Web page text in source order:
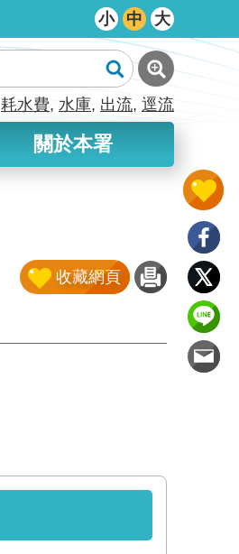
小 中 大
耗水費 水庫 出流 逕流
關於本署
收藏網頁